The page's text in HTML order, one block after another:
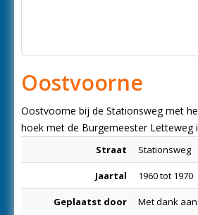
Oostvoorne
Oostvoorne bij de Stationsweg met
hoek met de Burgemeester Letteweg
Straat Stationsweg
Jaartal 1960 tot 1970
Geplaatst door Met dank